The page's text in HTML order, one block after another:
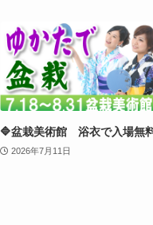
🔷盆栽美術館 浴衣で入場無
2026年7月11日